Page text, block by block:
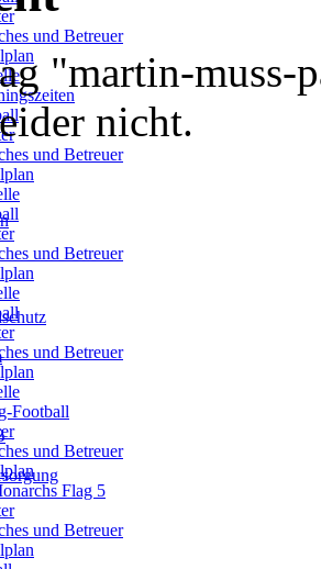
und Betreuer
und Betreuer
und Betreuer
und Betreuer
Football
und Betreuer
Flag 5
und Betreuer
"martin-muss-
nicht.